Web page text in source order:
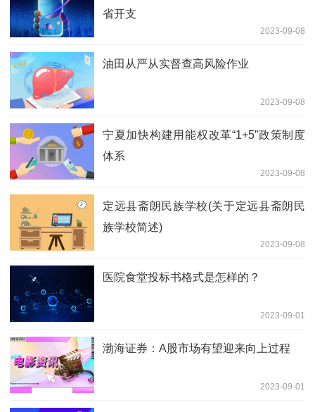
省开支
2023-09-08
油田从严从实督查高风险作业
2023-09-08
宁夏加快构建用能权改革“1+5”政策制度
体系
2023-09-08
定远县斋朗民族学校(关于定远县斋朗民
族学校简述)
2023-09-08
医院食堂投标书格式是怎样的？
2023-09-01
渤海证券：A股市场有望迎来向上过程
2023-09-01